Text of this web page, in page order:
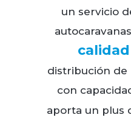
un servicio
calidad
distribución de
con
aporta un plus